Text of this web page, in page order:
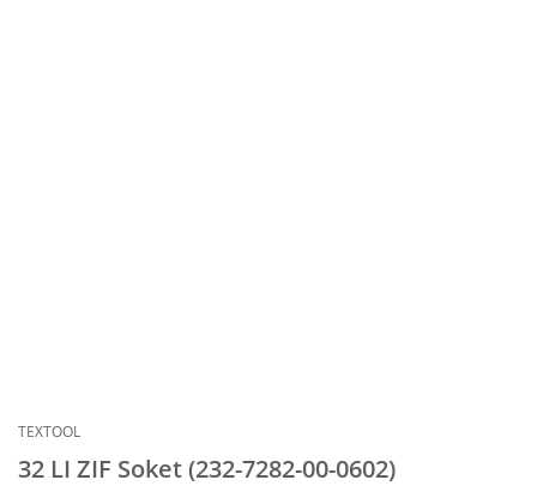
TEXTOOL
32 LI ZIF Soket (232-7282-00-0602)